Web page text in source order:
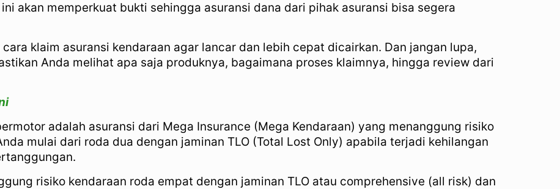
akan memperkuat bukti sehingga asuransi dana dari pihak asuransi bisa segera
klaim asuransi kendaraan agar lancar dan lebih cepat dicairkan. Dan jangan lupa,
Anda melihat apa saja produknya, bagaimana proses klaimnya, hingga review dari
adalah asuransi dari Mega Insurance (Mega Kendaraan) yang menanggung risiko
mulai dari roda dua dengan jaminan TLO (Total Lost Only) apabila terjadi kehilangan
risiko kendaraan roda empat dengan jaminan TLO atau comprehensive (all risk) dan